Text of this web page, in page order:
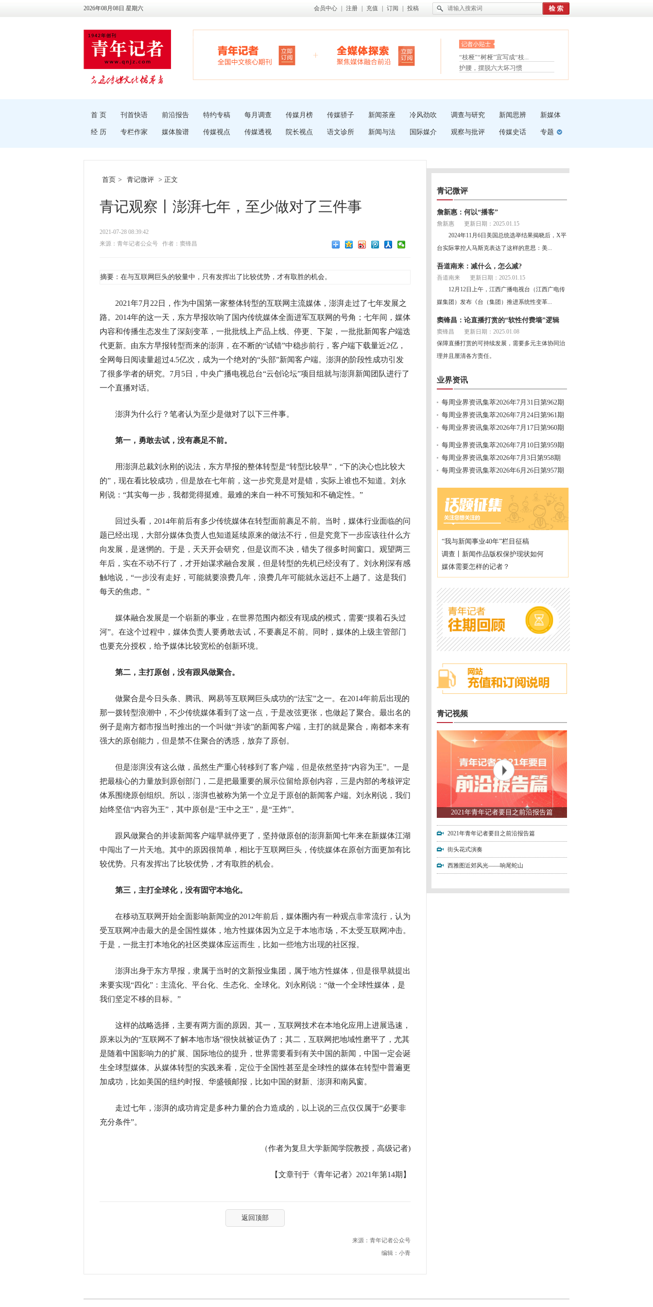
2026年08月08日 星期六 会员中心 注册 充值 订阅 投稿
眼白变红或是结膜下出血
“枝桠”“树桠”宜写成“枝...
夏天缓解疲劳有三招
护腰，摆脱六大坏习惯
受伤了冰敷还是热敷
首 页 刊首快语 前沿报告 特约专稿 每月调查 传媒月榜 传媒骄子 新闻茶座 冷风劲吹 调查与研究 新闻思辨 新媒体
经 历 专栏作家 媒体脸谱 传媒视点 传媒透视 院长视点 语文诊所 新闻与法 国际媒介 观察与批评 传媒史话 专题
首页 > 青记微评 > 正文
青记观察丨澎湃七年，至少做对了三件事
2021-07-28 08:39:42
来源：青年记者公众号
作者：窦锋昌
摘要：在与互联网巨头的较量中，只有发挥出了比较优势，才有取胜的机会。
2021年7月22日，作为中国第一家整体转型的互联网主流媒体，澎湃走过了七年发展之
路。2014年的这一天，东方早报吹响了国内传统媒体全面进军互联网的号角；七年间，媒体
内容和传播生态发生了深刻变革，一批批线上产品上线、停更、下架，一批批新闻客户端迭
代更新。由东方早报转型而来的澎湃，在不断的“试错”中稳步前行，客户端下载量近2亿，
全网每日阅读量超过4.5亿次，成为一个绝对的“头部”新闻客户端。澎湃的阶段性成功引发
了很多学者的研究。7月5日，中央广播电视总台“云创论坛”项目组就与澎湃新闻团队进行了
一个直播对话。
澎湃为什么行？笔者认为至少是做对了以下三件事。
第一，勇敢去试，没有裹足不前。
用澎湃总裁刘永刚的说法，东方早报的整体转型是“转型比较早”，“下的决心也比较大
的”，现在看比较成功，但是放在七年前，这一步究竟是对是错，实际上谁也不知道。刘永
刚说：“其实每一步，我都觉得挺难。最难的来自一种不可预知和不确定性。”
回过头看，2014年前后有多少传统媒体在转型面前裹足不前。当时，媒体行业面临的问
题已经出现，大部分媒体负责人也知道延续原来的做法不行，但是究竟下一步应该往什么方
向发展，是迷惘的。于是，天天开会研究，但是议而不决，错失了很多时间窗口。观望两三
年后，实在不动不行了，才开始谋求融合发展，但是转型的先机已经没有了。刘永刚深有感
触地说，“一步没有走好，可能就要浪费几年，浪费几年可能就永远赶不上趟了。这是我们
每天的焦虑。”
媒体融合发展是一个崭新的事业，在世界范围内都没有现成的模式，需要“摸着石头过
河”。在这个过程中，媒体负责人要勇敢去试，不要裹足不前。同时，媒体的上级主管部门
也要充分授权，给予媒体比较宽松的创新环境。
第二，主打原创，没有跟风做聚合。
做聚合是今日头条、腾讯、网易等互联网巨头成功的“法宝”之一。在2014年前后出现的
那一拨转型浪潮中，不少传统媒体看到了这一点，于是改弦更张，也做起了聚合。最出名的
例子是南方都市报当时推出的一个叫做“并读”的新闻客户端，主打的就是聚合，南都本来有
强大的原创能力，但是禁不住聚合的诱惑，放弃了原创。
但是澎湃没有这么做，虽然生产重心转移到了客户端，但是依然坚持“内容为王”。一是
把最核心的力量放到原创部门，二是把最重要的展示位留给原创内容，三是内部的考核评定
体系围绕原创组织。所以，澎湃也被称为第一个立足于原创的新闻客户端。刘永刚说，我们
始终坚信“内容为王”，其中原创是“王中之王”，是“王炸”。
跟风做聚合的并读新闻客户端早就停更了，坚持做原创的澎湃新闻七年来在新媒体江湖
中闯出了一片天地。其中的原因很简单，相比于互联网巨头，传统媒体在原创方面更加有比
较优势。只有发挥出了比较优势，才有取胜的机会。
第三，主打全球化，没有固守本地化。
在移动互联网开始全面影响新闻业的2012年前后，媒体圈内有一种观点非常流行，认为
受互联网冲击最大的是全国性媒体，地方性媒体因为立足于本地市场，不太受互联网冲击。
于是，一批主打本地化的社区类媒体应运而生，比如一些地方出现的社区报。
澎湃出身于东方早报，隶属于当时的文新报业集团，属于地方性媒体，但是很早就提出
来要实现“四化”：主流化、平台化、生态化、全球化。刘永刚说：“做一个全球性媒体，是
我们坚定不移的目标。”
这样的战略选择，主要有两方面的原因。其一，互联网技术在本地化应用上进展迅速，
原来以为的“互联网不了解本地市场”很快就被证伪了；其二，互联网把地域性磨平了，尤其
是随着中国影响力的扩展、国际地位的提升，世界需要看到有关中国的新闻，中国一定会诞
生全球型媒体。从媒体转型的实践来看，定位于全国性甚至是全球性的媒体在转型中普遍更
加成功，比如美国的纽约时报、华盛顿邮报，比如中国的财新、澎湃和南风窗。
走过七年，澎湃的成功肯定是多种力量的合力造成的，以上说的三点仅仅属于“必要非
充分条件”。
（作者为复旦大学新闻学院教授，高级记者)
【文章刊于《青年记者》2021年第14期】
返回顶部
来源：青年记者公众号
编辑：小青
青记微评
詹新惠：何以“播客”
詹新惠
更新日期：2025.01.15
2024年11月6日美国总统选举结果揭晓后，X平
台实际掌控人马斯克表达了这样的意思：美...
吾道南来：减什么，怎么减?
吾道南来
更新日期：2025.01.15
12月12日上午，江西广播电视台（江西广电传
媒集团）发布《台（集团）推进系统性变革...
窦锋昌：论直播打赏的“软性付费墙”逻辑
窦锋昌
更新日期：2025.01.08
保障直播打赏的可持续发展，需要多元主体协同治
理并且厘清各方责任。
业界资讯
每周业界资讯集萃2026年7月31日第962期
每周业界资讯集萃2026年7月24日第961期
每周业界资讯集萃2026年7月17日第960期
每周业界资讯集萃2026年7月10日第959期
每周业界资讯集萃2026年7月3日第958期
每周业界资讯集萃2026年6月26日第957期
“我与新闻事业40年”栏目征稿
调查丨新闻作品版权保护现状如何
媒体需要怎样的记者？
青记视频
2021年青年记者要目之前沿报告篇
2021年青年记者要目之前沿报告篇
街头花式演奏
西雅图近郊风光——响尾蛇山